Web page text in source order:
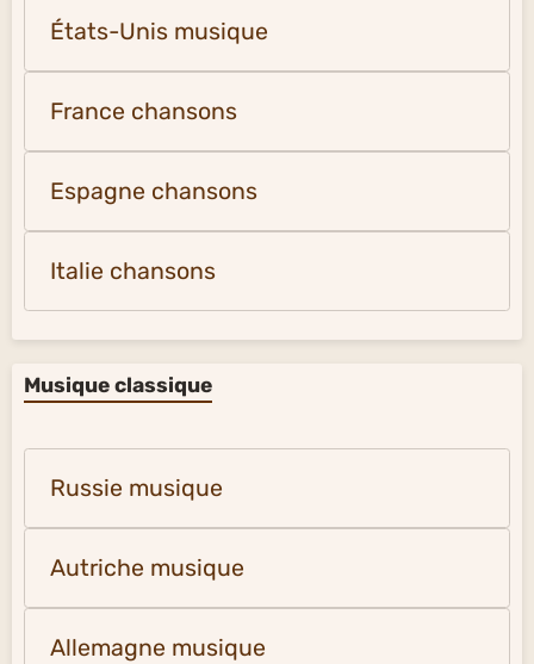
États-Unis musique
France chansons
Espagne chansons
Italie chansons
Musique classique
Russie musique
Autriche musique
Allemagne musique